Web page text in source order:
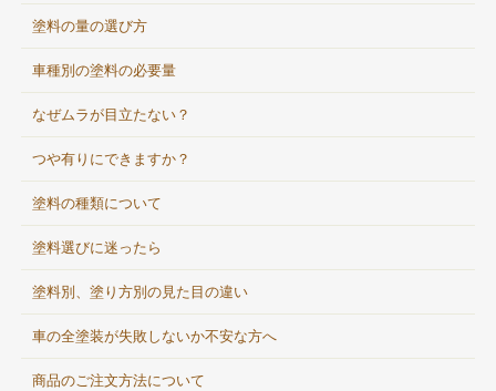
塗料の量の選び方
車種別の塗料の必要量
なぜムラが目立たない？
つや有りにできますか？
塗料の種類について
塗料選びに迷ったら
塗料別、塗り方別の見た目の違い
車の全塗装が失敗しないか不安な方へ
商品のご注文方法について